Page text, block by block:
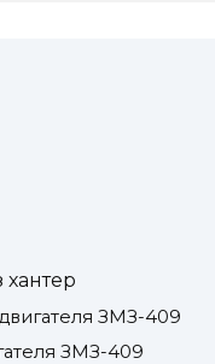
хантер
ЗМЗ-409
ЗМЗ-409